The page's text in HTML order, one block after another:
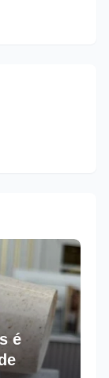
é